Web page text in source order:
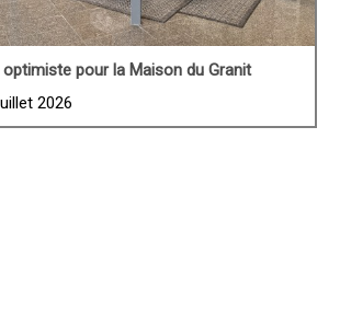
pour la Maison du Granit
2026